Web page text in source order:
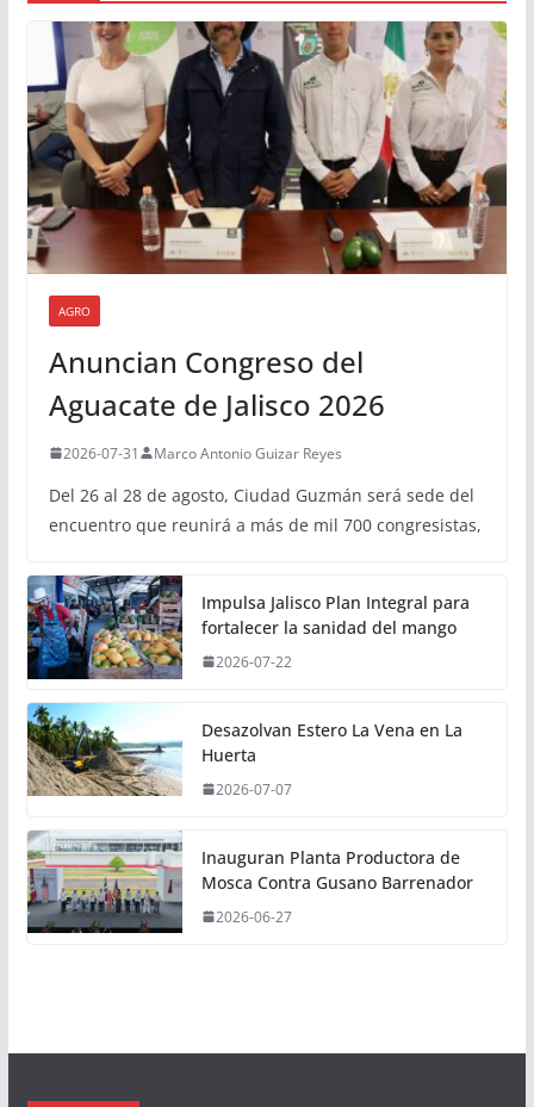
AGRO
Anuncian Congreso del
Aguacate de Jalisco 2026
2026-07-31 Marco Antonio Guizar Reyes
Del 26 al 28 de agosto, Ciudad Guzmán será sede del
encuentro que reunirá a más de mil 700 congresistas,
Impulsa Jalisco Plan Integral para
fortalecer la sanidad del mango
2026-07-22
Desazolvan Estero La Vena en La
Huerta
2026-07-07
Inauguran Planta Productora de
Mosca Contra Gusano Barrenador
2026-06-27